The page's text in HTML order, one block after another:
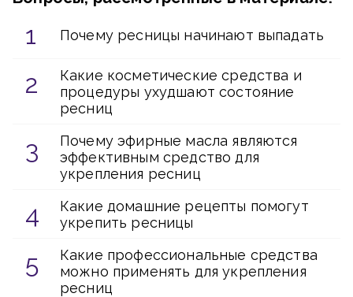
Почему ресницы начинают выпадать
Какие косметические средства и
процедуры ухудшают состояние
ресниц
Почему эфирные масла являются
эффективным средство для
укрепления ресниц
Какие домашние рецепты помогут
укрепить ресницы
Какие профессиональные средства
можно применять для укрепления
ресниц